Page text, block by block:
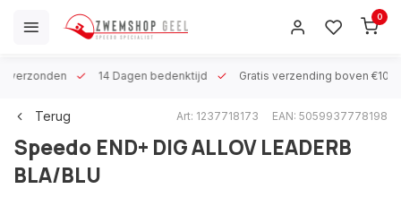
0
verzonden 14 Dagen bedenktijd Gratis verzending boven €100
Terug Art: 1237718173 EAN: 5059937778198
Speedo END+ DIG ALLOV LEADERB
BLA/BLU